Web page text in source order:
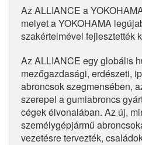
Az ALLIANCE a
melyet a YOKOHAMA
szakértelmével fejlesztették
Az ALLIANCE egy globális
mezőgazdasági, erdészeti,
abroncsok szegmensében,
szerepel a gumiabroncs
cégek élvonalában. Az új,
személygépjármű
vezetésre tervezték,